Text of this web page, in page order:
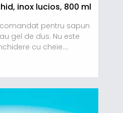
inox lucios, 800 ml
pentru sapun
gel de dus. Nu este
cu cheie....